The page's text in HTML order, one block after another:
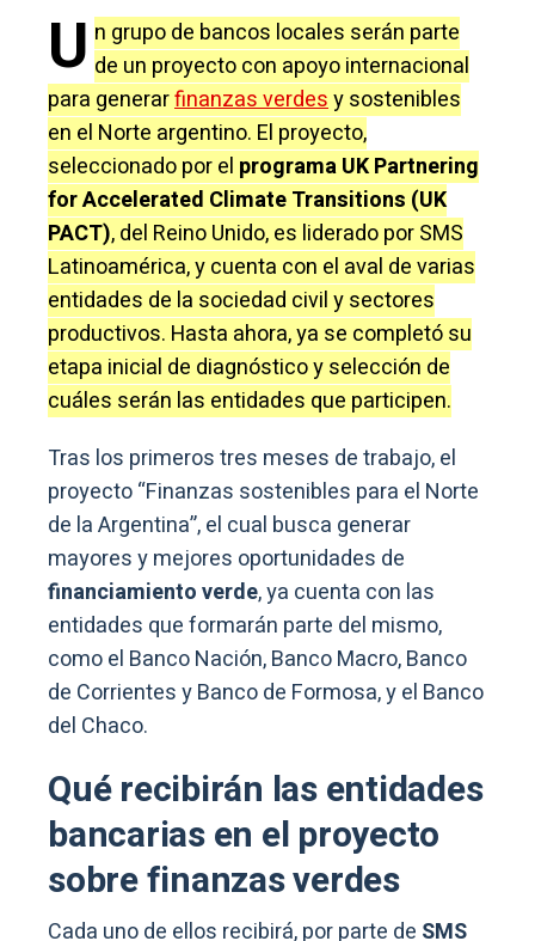
U n grupo de bancos locales serán parte
de un proyecto con apoyo internacional
para generarfinanzas verdesy sostenibles
en el Norte argentino. El proyecto,
seleccionado por el programa UK Partnering
for Accelerated Climate Transitions (UK
PACT), del Reino Unido, es liderado por SMS
Latinoamérica, y cuenta con el aval de varias
entidades de la sociedad civil y sectores
productivos. Hasta ahora, ya se completó su
etapa inicial de diagnóstico y selección de
cuáles serán las entidades que participen.
Tras los primeros tres meses de trabajo, el
proyecto “Finanzas sostenibles para el Norte
de la Argentina”, el cual busca generar
mayores y mejores oportunidades de
financiamiento verde, ya cuenta con las
entidades que formarán parte del mismo,
como el Banco Nación, Banco Macro, Banco
de Corrientes y Banco de Formosa, y el Banco
del Chaco.
Qué recibirán las entidades
bancarias en el proyecto
sobre finanzas verdes
Cada uno de ellos recibirá, por parte de SMS